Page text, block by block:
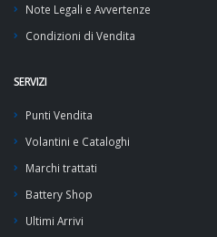
Note Legali e Avvertenze
Condizioni di Vendita
SERVIZI
Punti Vendita
Volantini e Cataloghi
Marchi trattati
Battery Shop
Ultimi Arrivi